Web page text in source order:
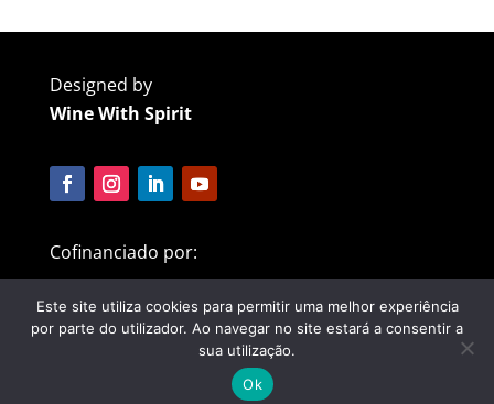
Designed by
Wine With Spirit
Cofinanciado por:
Este site utiliza cookies para permitir uma melhor experiência
por parte do utilizador. Ao navegar no site estará a consentir a
sua utilização.
Ok